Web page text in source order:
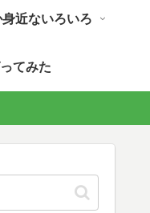
近ないろいろ
てみた